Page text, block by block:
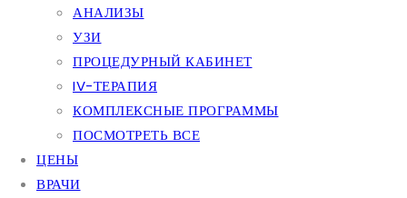
АНАЛИЗЫ
УЗИ
ПРОЦЕДУРНЫЙ КАБИНЕТ
IV-ТЕРАПИЯ
КОМПЛЕКСНЫЕ ПРОГРАММЫ
ПОСМОТРЕТЬ ВСЕ
ЦЕНЫ
ВРАЧИ